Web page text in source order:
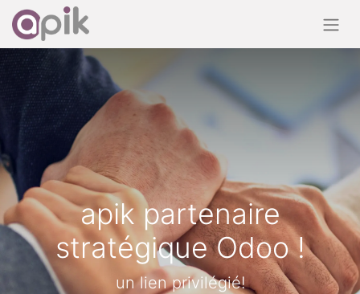
apik partenaire
stratégique Odoo !
un lien privilégié!